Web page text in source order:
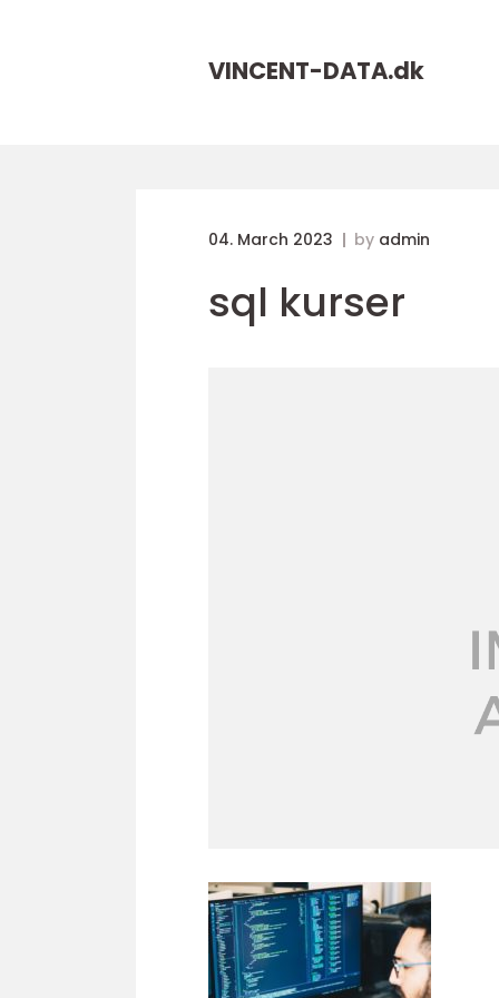
VINCENT-DATA.dk
04. March 2023 by admin
sql kurser